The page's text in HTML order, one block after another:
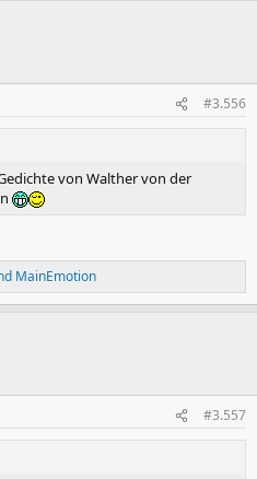
#3.556
von Walther von der
MainEmotion
#3.557